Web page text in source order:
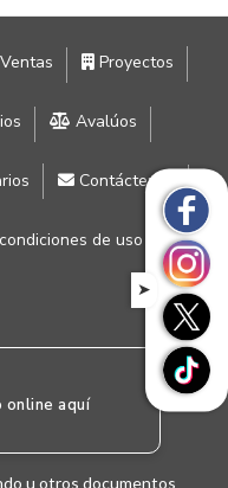
Proyectos
Avalúos
Contáctenos
de uso
online aquí
u otros documentos
➤